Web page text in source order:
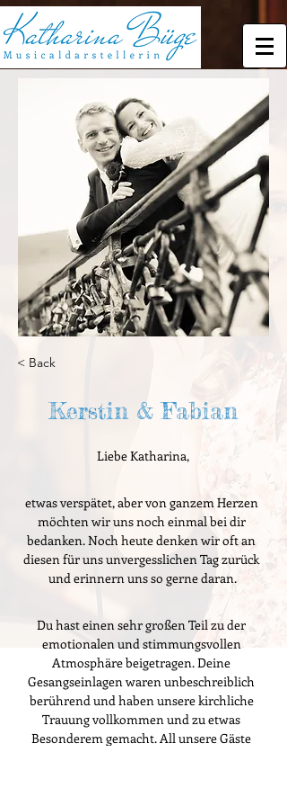
< Back
Kerstin & Fabian
Liebe Katharina,
etwas verspätet, aber von ganzem Herzen
möchten wir uns noch einmal bei dir
bedanken. Noch heute denken wir oft an
diesen für uns unvergesslichen Tag zurück
und erinnern uns so gerne daran.
Du hast einen sehr großen Teil zu der
emotionalen und stimmungsvollen
Atmosphäre beigetragen. Deine
Gesangseinlagen waren unbeschreiblich
berührend und haben unsere kirchliche
Trauung vollkommen und zu etwas
Besonderem gemacht. All unsere Gäste